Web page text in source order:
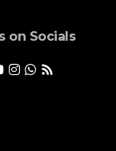
on Socials